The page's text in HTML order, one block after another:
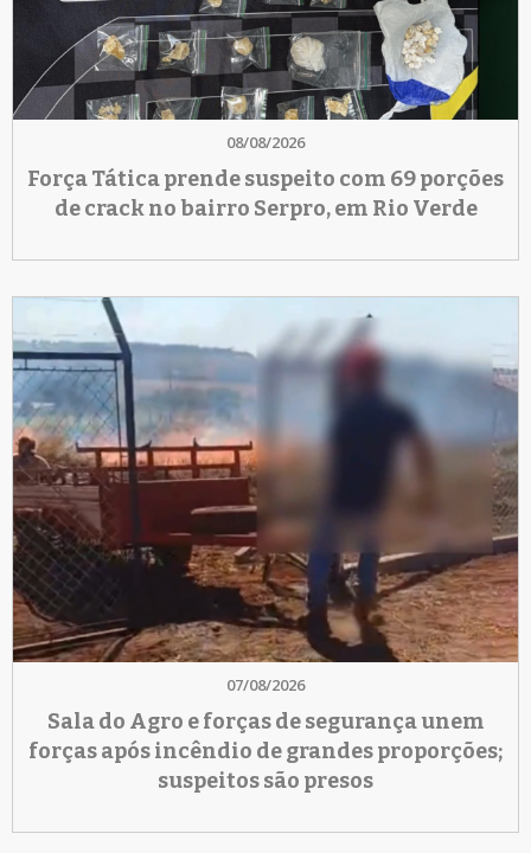
08/08/2026
Força Tática prende suspeito com 69 porções
de crack no bairro Serpro, em Rio Verde
07/08/2026
Sala do Agro e forças de segurança unem
forças após incêndio de grandes proporções;
suspeitos são presos